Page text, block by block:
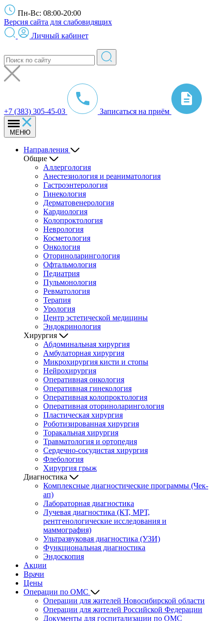
Пн-Вс: 08:00-20:00
Версия сайта для слабовидящих
Личный кабинет
+7 (383) 305-45-03 Записаться на приём
МЕНЮ
Направления
Общие
Аллергология
Анестезиология и реаниматология
Гастроэнтерология
Гинекология
Дерматовенерология
Кардиология
Колопроктология
Неврология
Косметология
Онкология
Оториноларингология
Офтальмология
Педиатрия
Пульмонология
Ревматология
Терапия
Урология
Центр эстетической медицины
Эндокринология
Хирургия
Абдоминальная хирургия
Амбулаторная хирургия
Микрохирургия кисти и стопы
Нейрохирургия
Оперативная онкология
Оперативная гинекология
Оперативная колопроктология
Оперативная оториноларингология
Пластическая хирургия
Роботизированная хирургия
Торакальная хирургия
Травматология и ортопедия
Сердечно-сосудистая хирургия
Флебология
Хирургия грыж
Диагностика
Комплексные диагностические программы (Чек-
ап)
Лабораторная диагностика
Лучевая диагностика (КТ, МРТ,
рентгенологические исследования и
маммография)
Ультразвуковая диагностика (УЗИ)
Функциональная диагностика
Эндоскопия
Акции
Врачи
Цены
Операции по ОМС
Операции для жителей Новосибирской области
Операции для жителей Российской Федерации
Документы для госпитализации по ОМС